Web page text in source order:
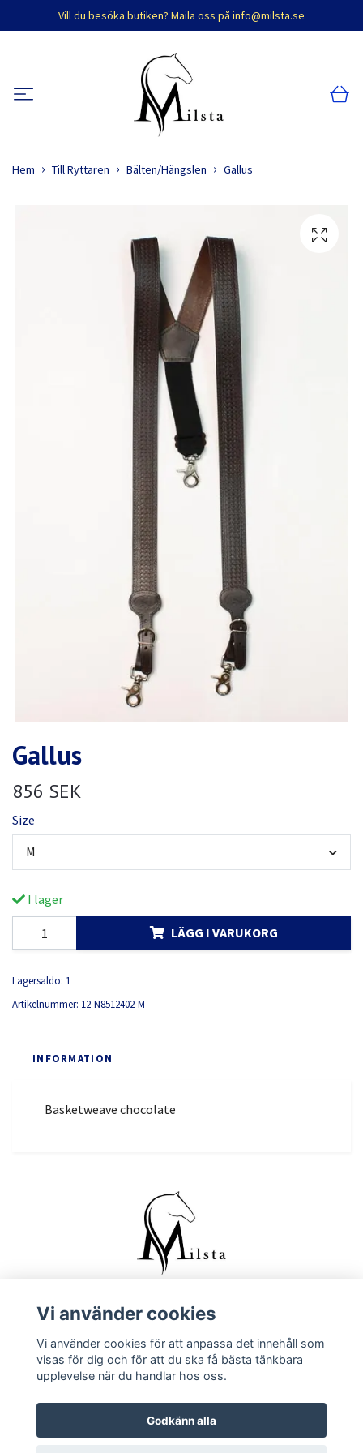
Vill du besöka butiken? Maila oss på info@milsta.se
Hem Till Ryttaren Bälten/Hängslen Gallus
Gallus
856 SEK
Size
M
I lager
LÄGG I VARUKORG
Lagersaldo: 1
Artikelnummer: 12-N8512402-M
INFORMATION
Basketweave chocolate
Kontakta oss
Köpvillkor
Vi använder cookies
Vi använder cookies för att anpassa det innehåll som
visas för dig och för att du ska få bästa tänkbara
upplevelse när du handlar hos oss.
Godkänn alla